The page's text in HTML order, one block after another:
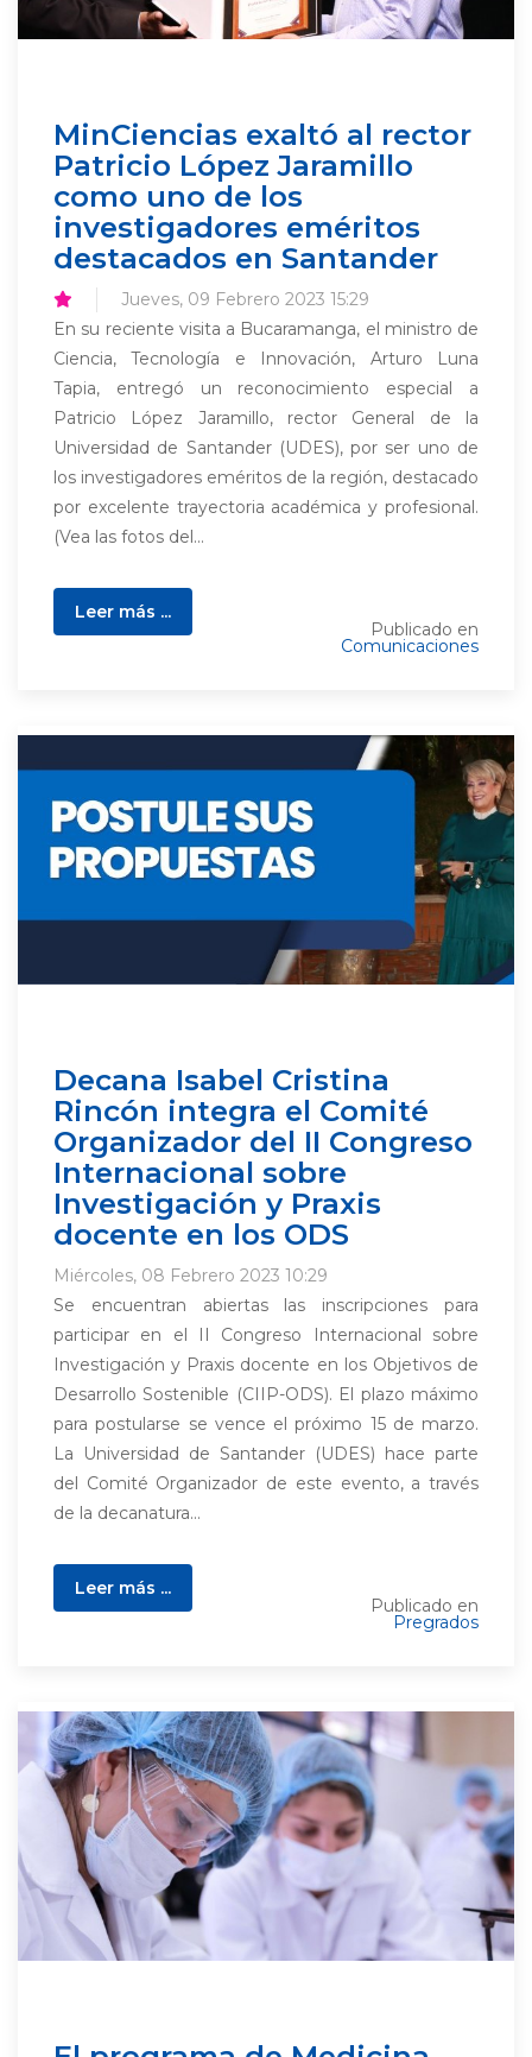
MinCiencias exaltó al rector
Patricio López Jaramillo
como uno de los
investigadores eméritos
destacados en Santander
Jueves, 09 Febrero 2023 15:29
En su reciente visita a Bucaramanga, el ministro de
Ciencia, Tecnología e Innovación, Arturo Luna
Tapia, entregó un reconocimiento especial a
Patricio López Jaramillo, rector General de la
Universidad de Santander (UDES), por ser uno de
los investigadores eméritos de la región, destacado
por excelente trayectoria académica y profesional.
(Vea las fotos del...
Leer más ...
Publicado en
Comunicaciones
Decana Isabel Cristina
Rincón integra el Comité
Organizador del II Congreso
Internacional sobre
Investigación y Praxis
docente en los ODS
Miércoles, 08 Febrero 2023 10:29
Se encuentran abiertas las inscripciones para
participar en el II Congreso Internacional sobre
Investigación y Praxis docente en los Objetivos de
Desarrollo Sostenible (CIIP-ODS). El plazo máximo
para postularse se vence el próximo 15 de marzo.
La Universidad de Santander (UDES) hace parte
del Comité Organizador de este evento, a través
de la decanatura...
Leer más ...
Publicado en
Pregrados